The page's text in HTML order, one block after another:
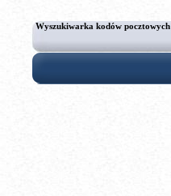
Wyszukiwarka kodów pocztowych